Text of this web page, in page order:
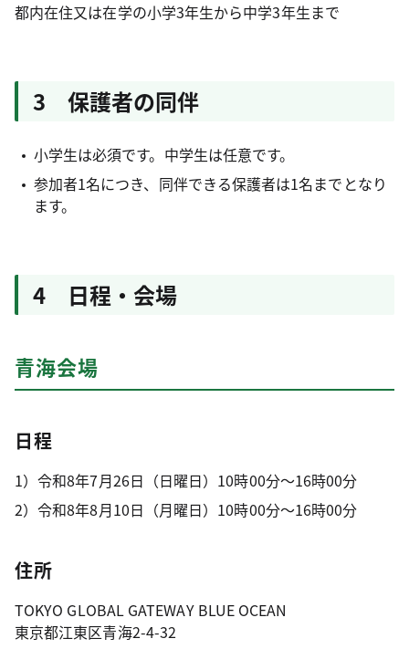
都内在住又は在学の小学3年生から中学3年生まで
3 保護者の同伴
小学生は必須です。中学生は任意です。
参加者1名につき、同伴できる保護者は1名までとなり
ます。
4 日程・会場
青海会場
日程
1）令和8年7月26日（日曜日）10時00分～16時00分
2）令和8年8月10日（月曜日）10時00分～16時00分
住所
TOKYO GLOBAL GATEWAY BLUE OCEAN
東京都江東区青海2-4-32